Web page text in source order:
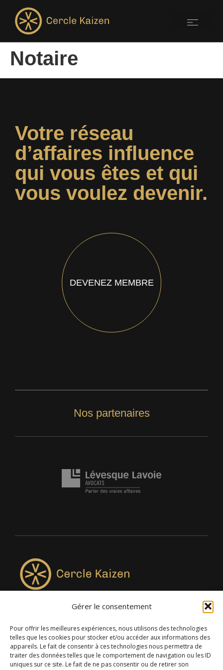
Gérer le consentement
Pour offrir les meilleures expériences, nous utilisons des technologies
telles que les cookies pour stocker et/ou accéder aux informations des
appareils. Le fait de consentir à ces technologies nous permettra de
traiter des données telles que le comportement de navigation ou les ID
uniques sur ce site. Le fait de ne pas consentir ou de retirer son
Notaire
Votre réseau
d’affaires influence
qui vous êtes et qui
vous voulez devenir.
DEVENEZ MEMBRE
Nos partenaires
4957, rue Lionel-Groulx, bureau 819, Saint-Augustin-de-
Desmaures QC G3A 0M7